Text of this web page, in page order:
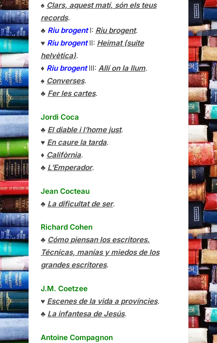
♠ Clars, aquest matí, són els teus
records.
♣ Riu brogentI: Riu brogent.
♥ Riu brogentII: Heimat (suite
helvètica).
♦ Riu brogentIII: Allí on la llum.
♠ Converses.
♣ Fer les cartes.
Jordi Coca
♣ El diable i l’home just.
♥ En caure la tarda.
♦ Califòrnia.
♣ L’Emperador.
Jean Cocteau
♣ La dificultat de ser.
Richard Cohen
♣ Cómo piensan los escritores.
Técnicas, manías y miedos de los
grandes escritores.
J.M. Coetzee
♥ Escenes de la vida a províncies.
♣ La infantesa de Jesús.
Antoine Compagnon